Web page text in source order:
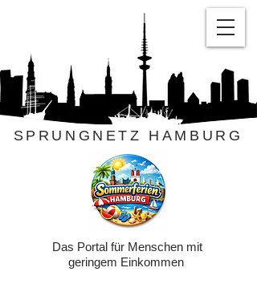
SPRUNGNETZ HAMBURG
Das Portal für Menschen mit
geringem Einkommen